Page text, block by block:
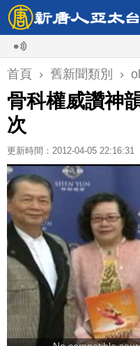
首頁 › 舊新聞類別 ›
骨科權威讚神
次
更新時間：2012-04-05 22:16:31